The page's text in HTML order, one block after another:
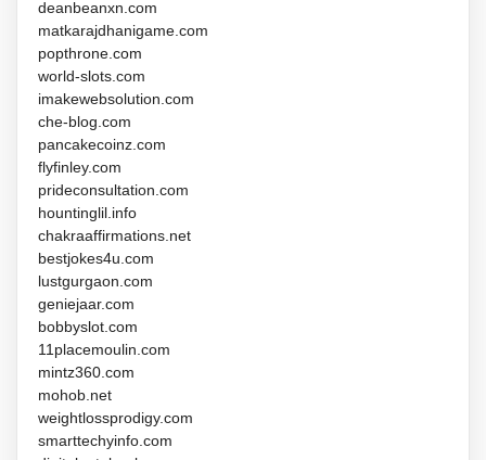
deanbeanxn.com
matkarajdhanigame.com
popthrone.com
world-slots.com
imakewebsolution.com
che-blog.com
pancakecoinz.com
flyfinley.com
prideconsultation.com
hountinglil.info
chakraaffirmations.net
bestjokes4u.com
lustgurgaon.com
geniejaar.com
bobbyslot.com
11placemoulin.com
mintz360.com
mohob.net
weightlossprodigy.com
smarttechyinfo.com